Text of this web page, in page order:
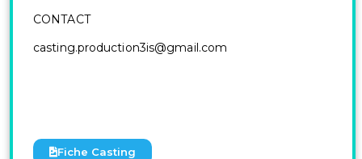
CONTACT
casting.production3is@gmail.com
Fiche Casting